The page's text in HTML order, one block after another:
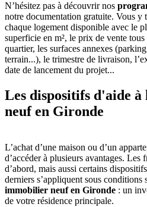
N’hésitez pas à découvrir nos
notre documentation gratuite. Vous y
chaque logement disponible avec le
superficie en m², le prix de vente
quartier, les surfaces annexes
terrain...), le trimestre de livraison,
date de lancement du projet...
Les dispositifs d'aide
neuf en Gironde
L’achat d’une maison ou d’un
d’accéder à plusieurs avantages. Les
d’abord, mais aussi certains
derniers s’appliquent sous conditions
immobilier neuf en Gironde : un
de votre résidence principale.